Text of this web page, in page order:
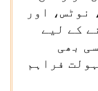
نوٹس، اور
کے لیے
بھی
فراہم